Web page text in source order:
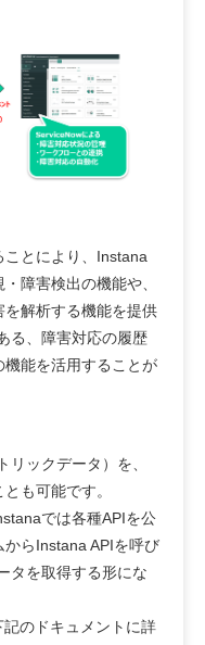
とにより、Instana
障害検出の機能や、
解析する機能を提供
る、障害対応の履歴
能を活用することが
ックデータ）を、
も可能です。
では各種APIを公
らInstana APIを呼び
タを取得する形にな
のドキュメントに詳